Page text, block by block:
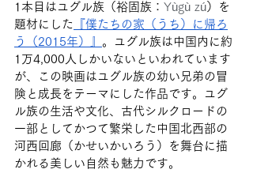
1本目はユグル族（裕固族： Yùgù zú ）を
題材にした
『僕たちの家（うち）に帰ろ
う（2015年）』 。ユグル族は中国内に約
1万4,000人しかいないといわれています
が、この映画はユグル族の幼い兄弟の冒
険と成長をテーマにした作品です。ユグ
ル族の生活や文化、古代シルクロードの
一部としてかつて繁栄した中国北西部の
河西回廊（かせいかいろう）を舞台に描
かれる美しい自然も魅力です。